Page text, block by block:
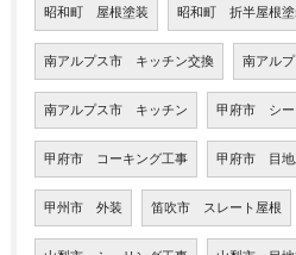
昭和町 屋根塗装 昭和町 折半屋根塗
南アルプス市 キッチン交換 南アル
南アルプス市 キッチン 甲府市 シー
甲府市 コーキング工事 甲府市 目地
甲州市 外装 笛吹市 スレート屋根